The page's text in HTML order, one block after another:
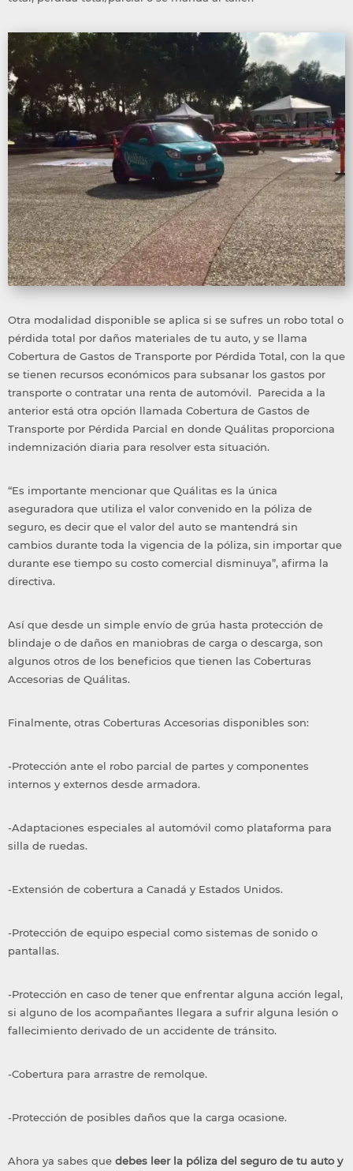
Otra modalidad disponible se aplica si se sufres un robo total o
pérdida total por daños materiales de tu auto, y se llama
Cobertura de Gastos de Transporte por Pérdida Total, con la que
se tienen recursos económicos para subsanar los gastos por
transporte o contratar una renta de automóvil. Parecida a la
anterior está otra opción llamada Cobertura de Gastos de
Transporte por Pérdida Parcial en donde Quálitas proporciona
indemnización diaria para resolver esta situación.
“Es importante mencionar que Quálitas es la única
aseguradora que utiliza el valor convenido en la póliza de
seguro, es decir que el valor del auto se mantendrá sin
cambios durante toda la vigencia de la póliza, sin importar que
durante ese tiempo su costo comercial disminuya”, afirma la
directiva.
Así que desde un simple envío de grúa hasta protección de
blindaje o de daños en maniobras de carga o descarga, son
algunos otros de los beneficios que tienen las Coberturas
Accesorias de Quálitas.
Finalmente, otras Coberturas Accesorias disponibles son:
-Protección ante el robo parcial de partes y componentes
internos y externos desde armadora.
-Adaptaciones especiales al automóvil como plataforma para
silla de ruedas.
-Extensión de cobertura a Canadá y Estados Unidos.
-Protección de equipo especial como sistemas de sonido o
pantallas.
-Protección en caso de tener que enfrentar alguna acción legal,
si alguno de los acompañantes llegara a sufrir alguna lesión o
fallecimiento derivado de un accidente de tránsito.
-Cobertura para arrastre de remolque.
-Protección de posibles daños que la carga ocasione.
Ahora ya sabes que debes leer la póliza del seguro de tu auto y